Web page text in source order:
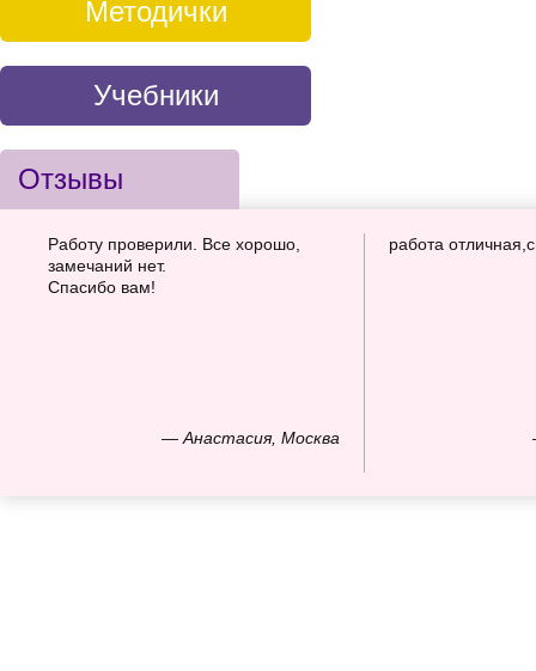
Методички
Учебники
Отзывы
— Анастасия, Москва
Работу проверили. Все хорошо,
замечаний нет.
Спасибо вам!
работа